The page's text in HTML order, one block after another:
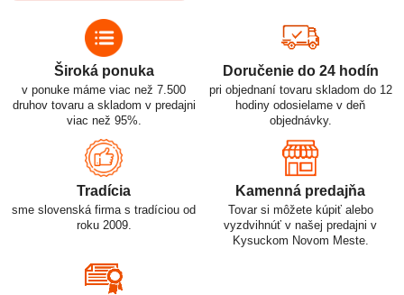
Široká ponuka
v ponuke máme viac než 7.500
druhov tovaru a skladom v predajni
viac než 95%.
Doručenie do 24 hodín
pri objednaní tovaru skladom do 12
hodiny odosielame v deň
objednávky.
Tradícia
sme slovenská firma s tradíciou od
roku 2009.
Kamenná predajňa
Tovar si môžete kúpiť alebo
vyzdvihnúť v našej predajni v
Kysuckom Novom Meste.